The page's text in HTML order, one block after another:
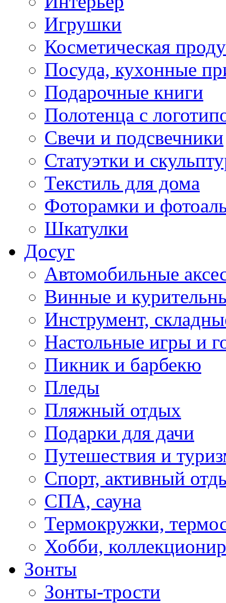
Игрушки
Косметическая
Посуда, кухонные
Подарочные книги
Полотенца с
Свечи и подсвечники
Статуэтки и
Текстиль для дома
Фоторамки и
Шкатулки
Досуг
Автомобильные
Винные и
Инструмент,
Настольные игры и
Пикник и барбекю
Пледы
Пляжный отдых
Подарки для дачи
Путешествия и
Спорт, активный
СПА, сауна
Термокружки,
Хобби,
Зонты
Зонты-трости